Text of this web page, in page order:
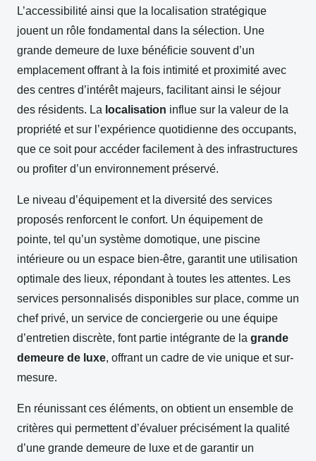
L’accessibilité ainsi que la localisation stratégique
jouent un rôle fondamental dans la sélection. Une
grande demeure de luxe bénéficie souvent d’un
emplacement offrant à la fois intimité et proximité avec
des centres d’intérêt majeurs, facilitant ainsi le séjour
des résidents. La localisation influe sur la valeur de la
propriété et sur l’expérience quotidienne des occupants,
que ce soit pour accéder facilement à des infrastructures
ou profiter d’un environnement préservé.
Le niveau d’équipement et la diversité des services
proposés renforcent le confort. Un équipement de
pointe, tel qu’un système domotique, une piscine
intérieure ou un espace bien-être, garantit une utilisation
optimale des lieux, répondant à toutes les attentes. Les
services personnalisés disponibles sur place, comme un
chef privé, un service de conciergerie ou une équipe
d’entretien discrète, font partie intégrante de la grande
demeure de luxe, offrant un cadre de vie unique et sur-
mesure.
En réunissant ces éléments, on obtient un ensemble de
critères qui permettent d’évaluer précisément la qualité
d’une grande demeure de luxe et de garantir un